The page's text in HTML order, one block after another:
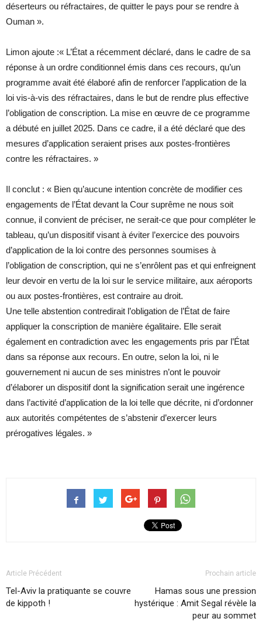
déserteurs ou réfractaires, de quitter le pays pour se rendre à
Ouman ».
Limon ajoute :« L’État a récemment déclaré, dans le cadre de sa
réponse à un ordre conditionnel émis dans ces recours, qu’un
programme avait été élaboré afin de renforcer l’application de la
loi vis-à-vis des réfractaires, dans le but de rendre plus effective
l’obligation de conscription. La mise en œuvre de ce programme
a débuté en juillet 2025. Dans ce cadre, il a été déclaré que des
mesures d’application seraient prises aux postes-frontières
contre les réfractaires. »
Il conclut : « Bien qu’aucune intention concrète de modifier ces
engagements de l’État devant la Cour suprême ne nous soit
connue, il convient de préciser, ne serait-ce que pour compléter le
tableau, qu’un dispositif visant à éviter l’exercice des pouvoirs
d’application de la loi contre des personnes soumises à
l’obligation de conscription, qui ne s’enrôlent pas et qui enfreignent
leur devoir en vertu de la loi sur le service militaire, aux aéroports
ou aux postes-frontières, est contraire au droit.
Une telle abstention contredirait l’obligation de l’État de faire
appliquer la conscription de manière égalitaire. Elle serait
également en contradiction avec les engagements pris par l’État
dans sa réponse aux recours. En outre, selon la loi, ni le
gouvernement ni aucun de ses ministres n’ont le pouvoir
d’élaborer un dispositif dont la signification serait une ingérence
dans l’activité d’application de la loi telle que décrite, ni d’ordonner
aux autorités compétentes de s’abstenir d’exercer leurs
prérogatives légales. »
Article Précédent
Tel-Aviv la pratiquante se couvre
de kippoth !
Prochain article
Hamas sous une pression
hystérique : Amit Segal révèle la
peur au sommet